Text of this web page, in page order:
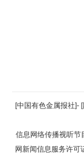
[中国有色金属报社]-
信息网络传播视听节
网新闻信息服务许可